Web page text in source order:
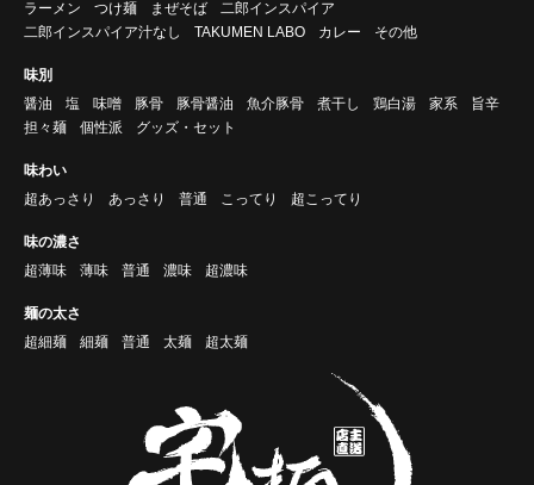
ラーメン
つけ麺 まぜそば
二郎インスパイア
二郎インスパイア汁なし
TAKUMEN LABO カレー その他
味別
醤油
塩 味噌 豚骨 豚骨醤油 魚介豚骨 煮干し 鶏白湯 家系
旨辛
担々麺
個性派 グッズ・セット
味わい
超あっさり
あっさり 普通 こってり 超こってり
味の濃さ
超薄味
薄味 普通 濃味 超濃味
麺の太さ
超細麺
細麺 普通 太麺 超太麺